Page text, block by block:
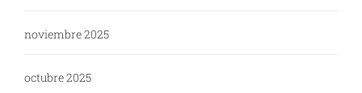
noviembre 2025
octubre 2025